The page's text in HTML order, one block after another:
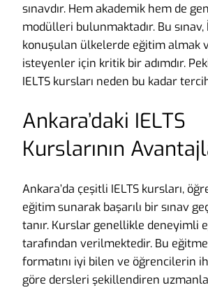
sınavdır. Hem akademik hem de
modülleri bulunmaktadır. Bu sınav,
konuşulan ülkelerde eğitim almak
isteyenler için kritik bir adımdır.
IELTS kursları neden bu kadar
Ankara’daki IELTS
Kurslarının
Ankara’da çeşitli IELTS kursları,
eğitim sunarak başarılı bir sınav
tanır. Kurslar genellikle deneyimli
tarafından verilmektedir. Bu
formatını iyi bilen ve öğrencilerin
göre dersleri şekillendiren